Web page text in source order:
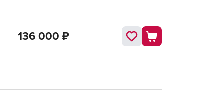
136 000 ₽